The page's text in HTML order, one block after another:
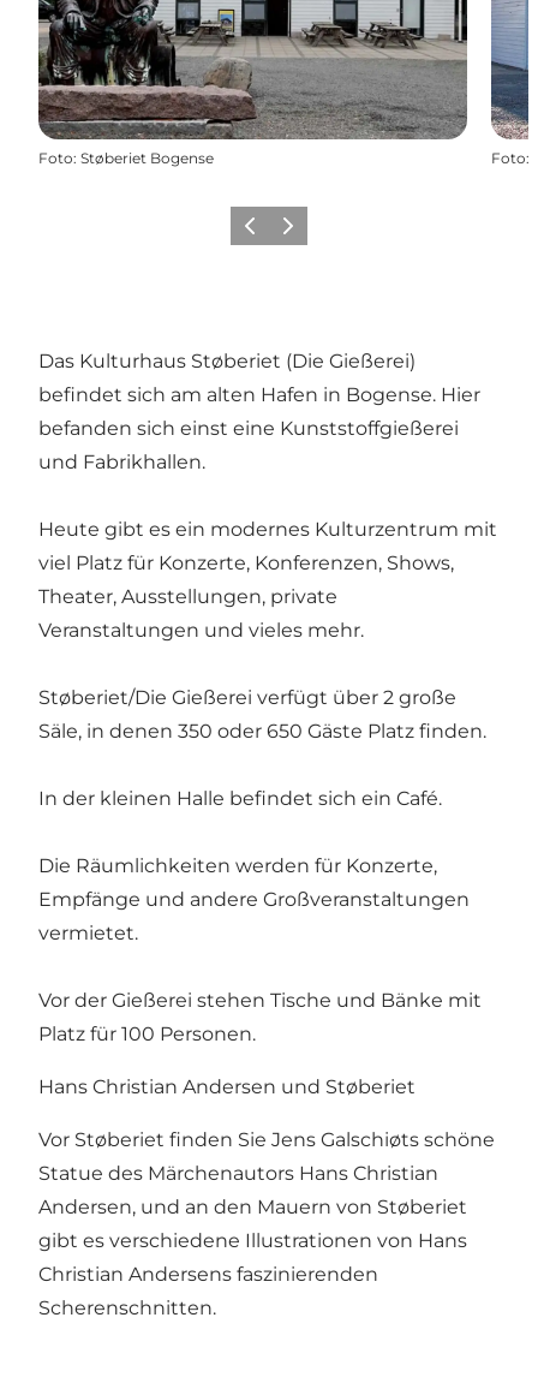
Foto: Støberiet Bogense Foto:
Vorherige Folie
Nächste Folie
Das Kulturhaus Støberiet (Die Gießerei)
befindet sich am alten Hafen in Bogense. Hier
befanden sich einst eine Kunststoffgießerei
und Fabrikhallen.
Heute gibt es ein modernes Kulturzentrum mit
viel Platz für Konzerte, Konferenzen, Shows,
Theater, Ausstellungen, private
Veranstaltungen und vieles mehr.
Støberiet/Die Gießerei verfügt über 2 große
Säle, in denen 350 oder 650 Gäste Platz finden.
In der kleinen Halle befindet sich ein Café.
Die Räumlichkeiten werden für Konzerte,
Empfänge und andere Großveranstaltungen
vermietet.
Vor der Gießerei stehen Tische und Bänke mit
Platz für 100 Personen.
Hans Christian Andersen und Støberiet
Vor Støberiet finden Sie Jens Galschiøts schöne
Statue des Märchenautors Hans Christian
Andersen, und an den Mauern von Støberiet
gibt es verschiedene Illustrationen von Hans
Christian Andersens faszinierenden
Scherenschnitten.